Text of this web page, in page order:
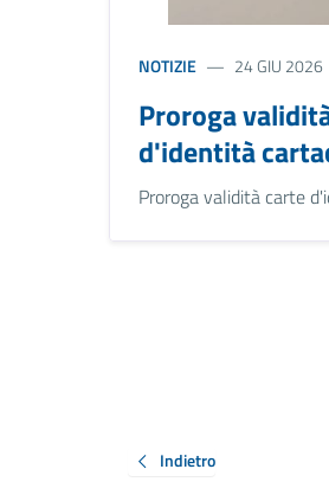
NOTIZIE 24 GIU 2026
Proroga
d'identità
Proroga validità carte
Indietro